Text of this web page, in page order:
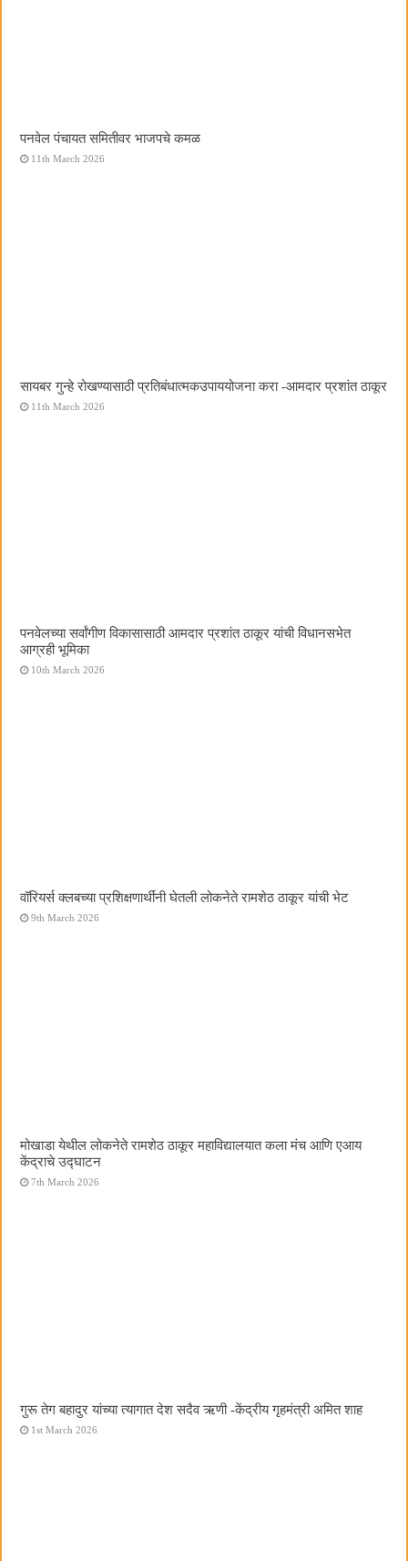
पनवेल पंचायत समितीवर भाजपचे कमळ
11th March 2026
सायबर गुन्हे रोखण्यासाठी प्रतिबंधात्मकउपाययोजना करा -आमदार प्रशांत ठाकूर
11th March 2026
पनवेलच्या सर्वांगीण विकासासाठी आमदार प्रशांत ठाकूर यांची विधानसभेत
आग्रही भूमिका
10th March 2026
वॉरियर्स क्लबच्या प्रशिक्षणार्थींनी घेतली लोकनेते रामशेठ ठाकूर यांची भेट
9th March 2026
मोखाडा येथील लोकनेते रामशेठ ठाकूर महाविद्यालयात कला मंच आणि एआय
केंद्राचे उद्घाटन
7th March 2026
गुरू तेग बहादुर यांच्या त्यागात देश सदैव ऋणी -केंद्रीय गृहमंत्री अमित शाह
1st March 2026